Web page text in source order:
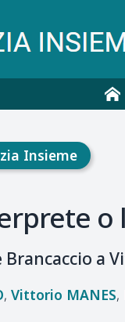
Insieme
o
a
Vittorio MANES